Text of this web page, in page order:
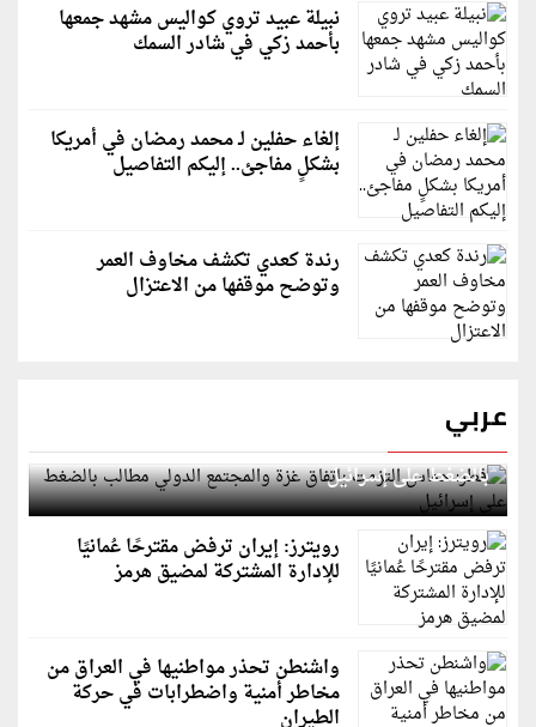
نبيلة عبيد تروي كواليس مشهد جمعها
بأحمد زكي في شادر السمك
إلغاء حفلين لـ محمد رمضان في أمريكا
بشكلٍ مفاجئ.. إليكم التفاصيل
رندة كعدي تكشف مخاوف العمر
وتوضح موقفها من الاعتزال
عربي
قطر: حماس التزمت باتفاق غزة والمجتمع الدولي مطالب
بالضغط على إسرائيل
رويترز: إيران ترفض مقترحًا عُمانيًا
للإدارة المشتركة لمضيق هرمز
واشنطن تحذر مواطنيها في العراق من
مخاطر أمنية واضطرابات في حركة
الطيران